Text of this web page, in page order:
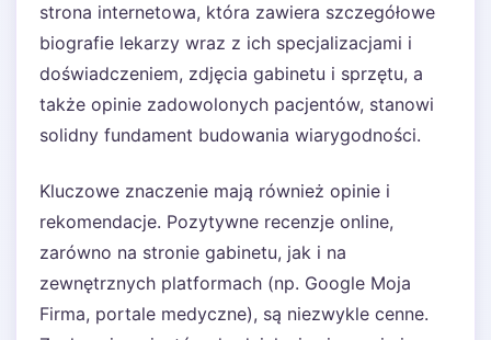
strona internetowa, która zawiera szczegółowe
biografie lekarzy wraz z ich specjalizacjami i
doświadczeniem, zdjęcia gabinetu i sprzętu, a
także opinie zadowolonych pacjentów, stanowi
solidny fundament budowania wiarygodności.
Kluczowe znaczenie mają również opinie i
rekomendacje. Pozytywne recenzje online,
zarówno na stronie gabinetu, jak i na
zewnętrznych platformach (np. Google Moja
Firma, portale medyczne), są niezwykle cenne.